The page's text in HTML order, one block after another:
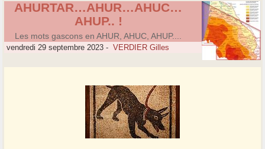
AHURTAR…AHUR…AHUC…
AHUP.. !
Les mots gascons en AHUR, AHUC, AHUP....
vendredi 29 septembre 2023 - VERDIER Gilles